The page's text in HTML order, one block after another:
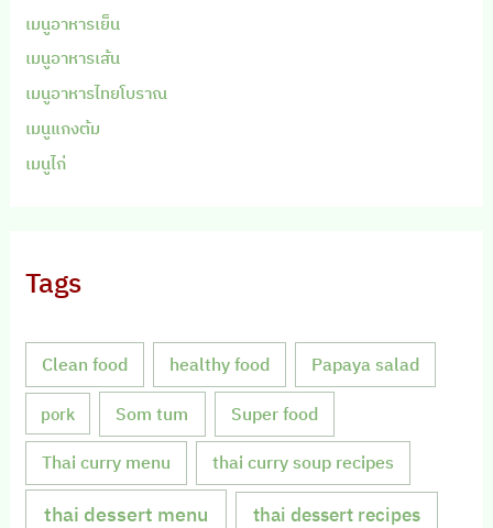
เมนูอาหารเย็น
เมนูอาหารเส้น
เมนูอาหารไทยโบราณ
เมนูแกงต้ม
เมนูไก่
Tags
Clean food healthy food Papaya salad
pork Som tum Super food
Thai curry menu thai curry soup recipes
thai dessert menu thai dessert recipes